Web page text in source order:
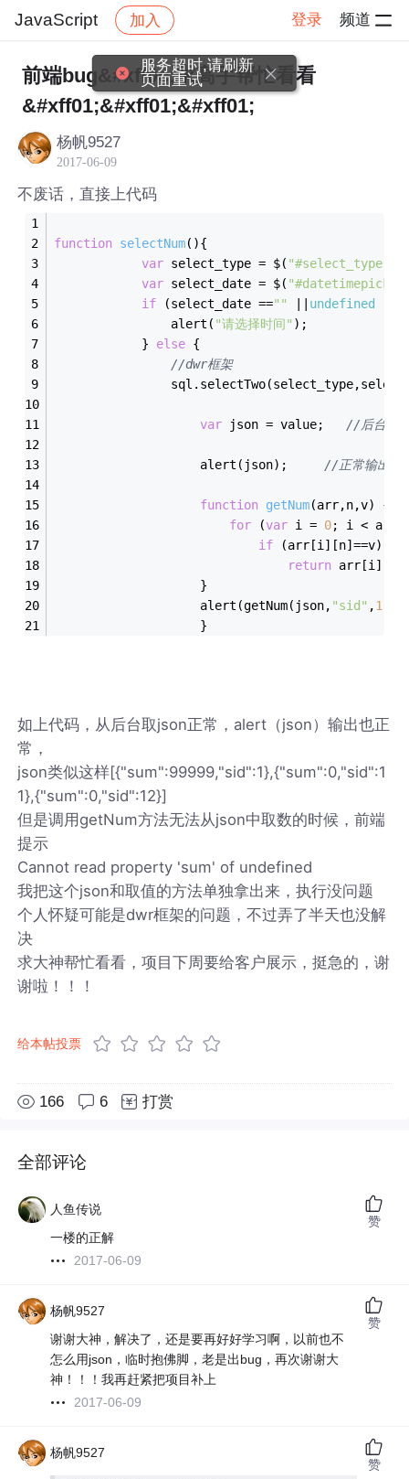
JavaScript 加入 登录 频道
社区 JavaScript 帖子详情
前端bug&#xff0c;求高手帮忙看看
&#xff01;&#xff01;&#xff01;
杨帆9527
2017-06-09
不废话，直接上代码
function selectNum( ){
var select_type = $( "#select_type"
var select_date = $(
if (select_date =="" undefined
				alert(
"请选择时间" );
			}
else {
//dwr框架
var json = value; //后台获
				    alert(json);
//正常输出
function getNum(arr,n,v) {
for (var i = 0; i <
if (arr[i][n]==v)
return arr[i];
					}
					alert(getNum(json,
"sid" ,1
                    }
如上代码，从后台取json正常，alert（json）输出也正
常，
json类似这样[{"sum":99999,"sid":1},{"sum":0,"sid":1
1},{"sum":0,"sid":12}]
但是调用getNum方法无法从json中取数的时候，前端
提示
Cannot read property 'sum' of undefined
我把这个json和取值的方法单独拿出来，执行没问题
个人怀疑可能是dwr框架的问题，不过弄了半天也没解
决
求大神帮忙看看，项目下周要给客户展示，挺急的，谢
谢啦！！！
给本帖投票
166 6 打赏
全部评论
人鱼传说
一楼的正解
2017-06-09
赞
杨帆9527
谢谢大神，解决了，还是要再好好学习啊，以前也不
怎么用json，临时抱佛脚，老是出bug，再次谢谢大
神！！！我再赶紧把项目补上
2017-06-09
赞
杨帆9527
赞
服务超时,请刷新
页面重试